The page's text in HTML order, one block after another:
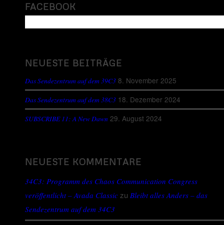
FACEBOOK
NEUESTE BEITRÄGE
Das Sendezentrum auf dem 39C3 8. November 2025
Das Sendezentrum auf dem 38C3 18. Dezember 2024
SUBSCRIBE 11: A New Dawn 29. August 2024
NEUESTE KOMMENTARE
34C3: Programm des Chaos Communication Congress
veröffentlicht – Avada Classic zu Bleibt alles Anders – das
Sendezentrum auf dem 34C3